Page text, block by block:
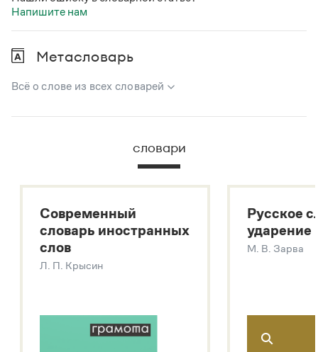
Напишите нам
Метасловарь
Всё о слове из всех словарей
В метасловаре Грамоты в удобном виде собрана вся
Русский орфографический словарь
Большой толковый словарь русских глаголов
Современный словарь иностранных слов
Звук – технология синтеза платформы
SaluteSpeech
словари
Современный
словарь иностранных
слов
Л. П. Крысин
Русское
ударение
М. В. Зарва